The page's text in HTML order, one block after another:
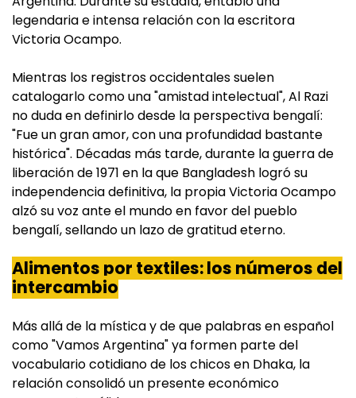
legendaria e intensa relación con la escritora
Victoria Ocampo.
Mientras los registros occidentales suelen
catalogarlo como una "amistad intelectual", Al Razi
no duda en definirlo desde la perspectiva bengalí:
"Fue un gran amor, con una profundidad bastante
histórica". Décadas más tarde, durante la guerra de
liberación de 1971 en la que Bangladesh logró su
independencia definitiva, la propia Victoria Ocampo
alzó su voz ante el mundo en favor del pueblo
bengalí, sellando un lazo de gratitud eterno.
Alimentos por textiles: los números del
intercambio
Más allá de la mística y de que palabras en español
como "Vamos Argentina" ya formen parte del
vocabulario cotidiano de los chicos en Dhaka, la
relación consolidó un presente económico